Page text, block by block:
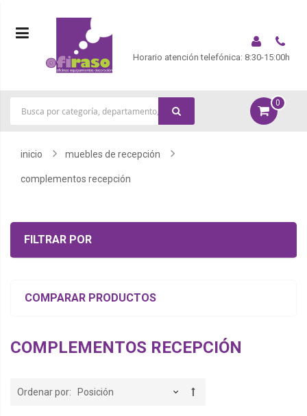
Horario atención telefónica: 8:30-15:00h
0
inicio muebles de recepción
complementos recepción
FILTRAR POR
COMPARAR PRODUCTOS
COMPLEMENTOS RECEPCIÓN
Ordenar por